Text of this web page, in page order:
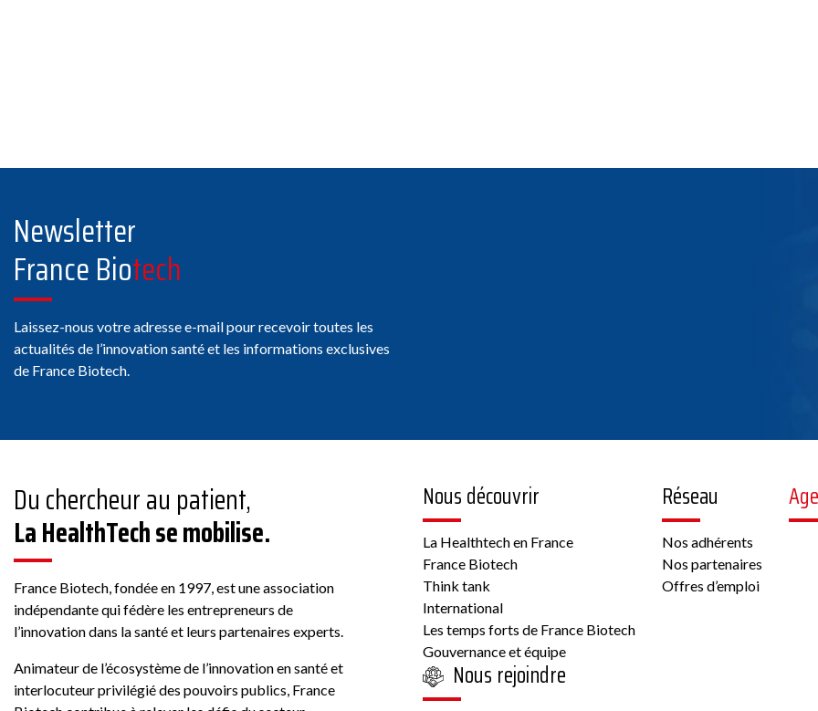
Newsletter
France Biotech
Laissez-nous votre adresse e-mail pour recevoir toutes les
actualités de l’innovation santé et les informations exclusives
de France Biotech.
Du chercheur au patient,
La HealthTech se mobilise.
France Biotech, fondée en 1997, est une association
indépendante qui fédère les entrepreneurs de
l’innovation dans la santé et leurs partenaires experts.
Animateur de l’écosystème de l’innovation en santé et
interlocuteur privilégié des pouvoirs publics, France
Nous découvrir
La Healthtech en France
France Biotech
Think tank
International
Les temps forts de France Biotech
Gouvernance et équipe
Réseau
Nos adhérents
Nos partenaires
Offres d’emploi
Nous rejoindre